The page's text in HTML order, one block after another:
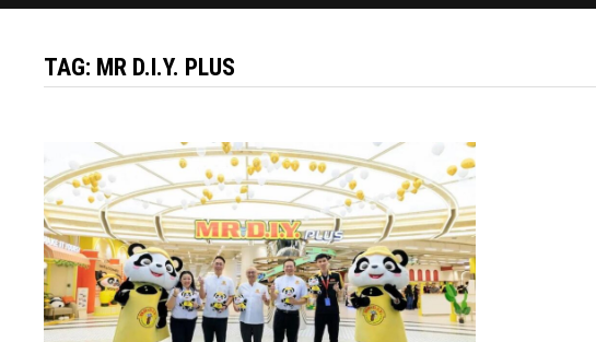
TAG: MR D.I.Y. PLUS